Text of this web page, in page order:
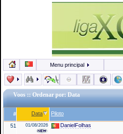
Menu principal
Voos :: Ordenar por: Data
# Data Piloto
51 01/08/2026 DanielFolhas